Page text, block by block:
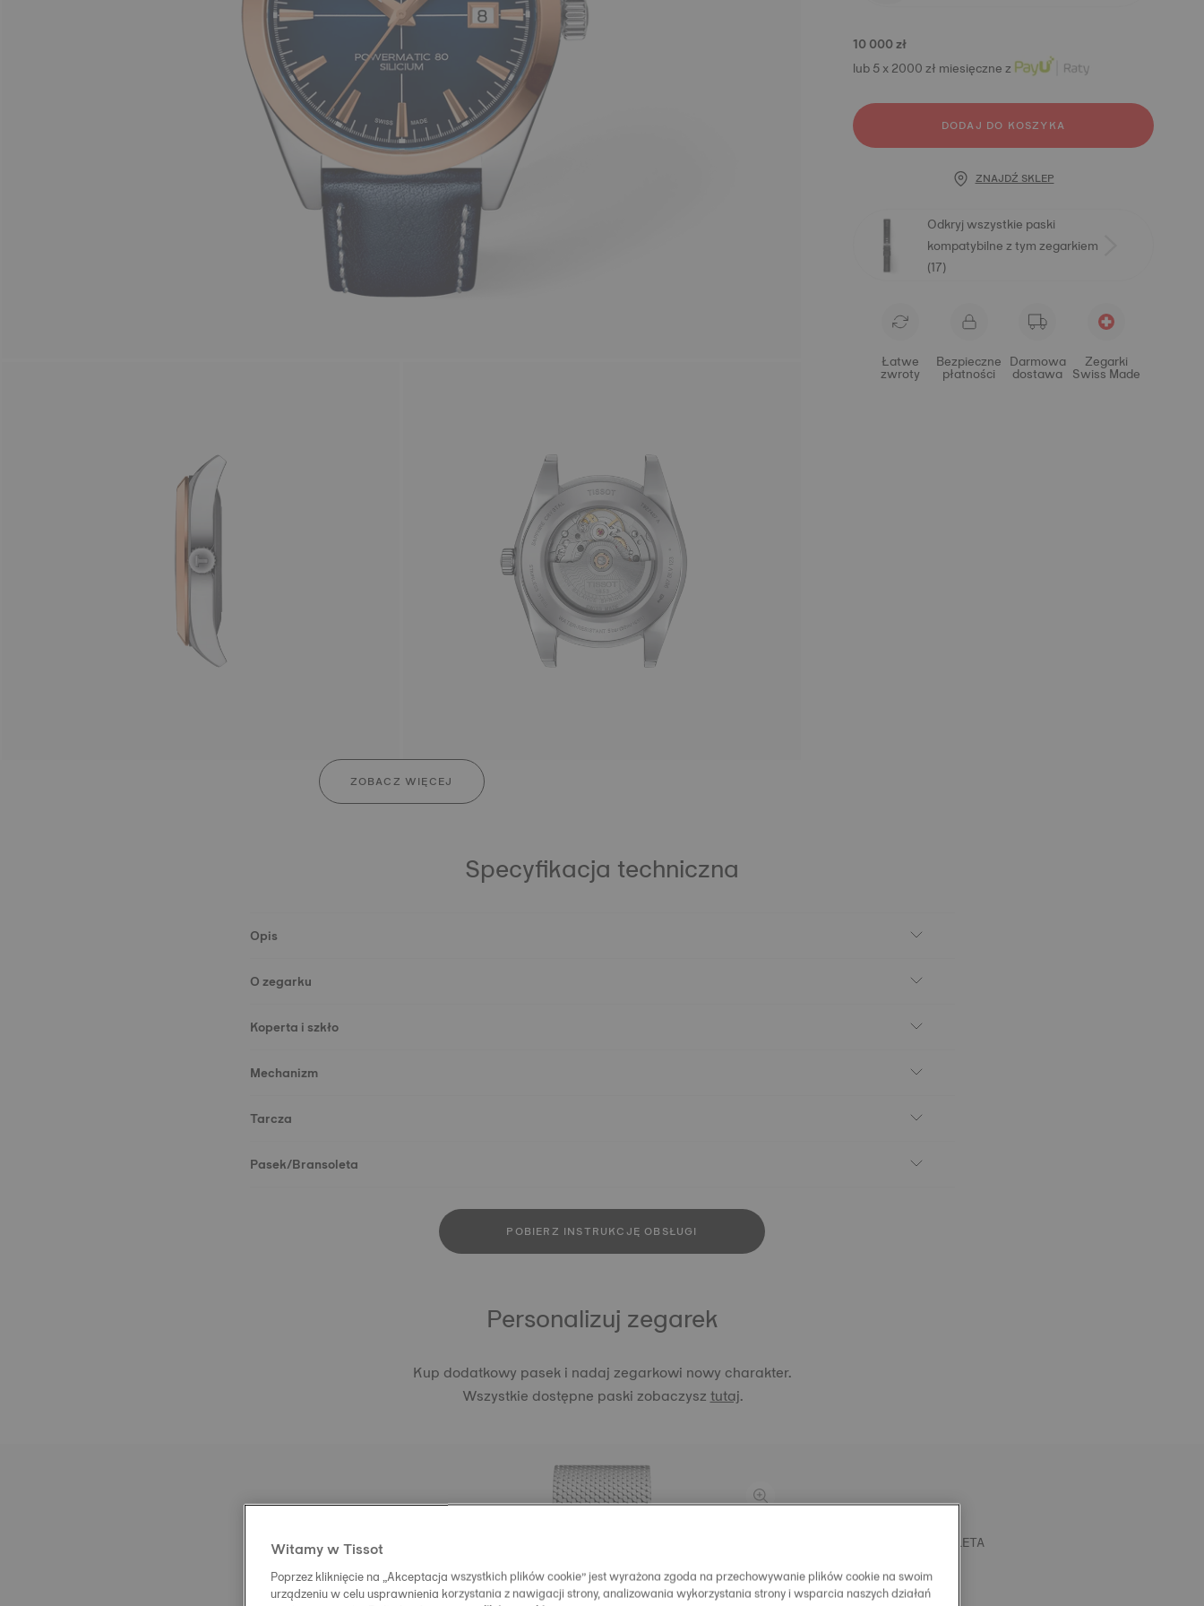
ZOBACZ WIĘCEJ
10 000 zł
lub 5 x 2000 zł miesięczne z
DODAJ DO KOSZYKA
ZNAJDŹ SKLEP
Odkryj wszystkie paski
kompatybilne z tym zegarkiem
(17)
Łatwe
zwroty
Bezpieczne
płatności
Darmowa
dostawa
Zegarki
Swiss Made
Specyfikacja techniczna
Opis
O zegarku
Koperta i szkło
Mechanizm
Tarcza
Pasek/Bransoleta
POBIERZ INSTRUKCJĘ OBSŁUGI
Personalizuj zegarek
Kup dodatkowy pasek i nadaj zegarkowi nowy charakter.
Wszystkie dostępne paski zobaczysztutaj.
STALOWA MEDIOLAŃSKA BRANSOLETA
480 zł
Witamy w Tissot
Poprzez kliknięcie na „Akceptacja wszystkich plików cookie” jest wyrażona zgoda na przechowywanie plików cookie na swoim
urządzeniu w celu usprawnienia korzystania z nawigacji strony, analizowania wykorzystania strony i wsparcia naszych działań